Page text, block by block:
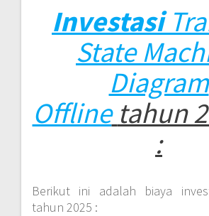
Investasi
State
Diagram
Offline tahun
:
Berikut ini adalah biaya
tahun 2025 :